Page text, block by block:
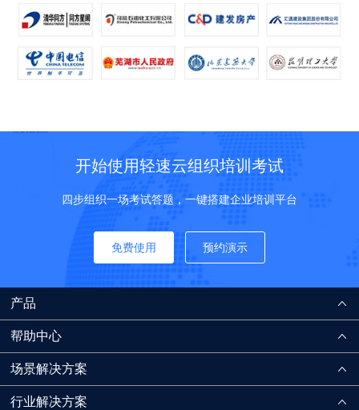
开始使用轻速云组织培训考试
四步组织一场考试答题，一键搭建企业培训平台
免费使用 预约演示
产品
帮助中心
场景解决方案
行业解决方案